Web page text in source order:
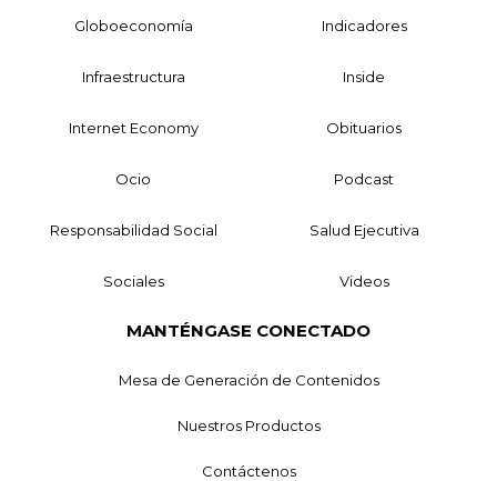
Globoeconomía Indicadores
Infraestructura Inside
Internet Economy Obituarios
Ocio Podcast
Responsabilidad Social Salud Ejecutiva
Sociales Videos
MANTÉNGASE CONECTADO
Mesa de Generación de Contenidos
Nuestros Productos
Contáctenos